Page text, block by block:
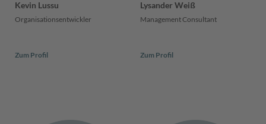
Kevin Lussu
Organisations­entwickler
Zum Profil
Lysander Weiß
Management Consultant
Zum Profil